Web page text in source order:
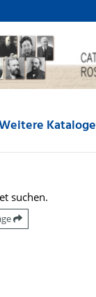
Kataloge
suchen.